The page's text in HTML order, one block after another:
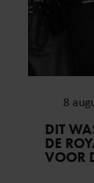
8
DIT
DE
VOOR